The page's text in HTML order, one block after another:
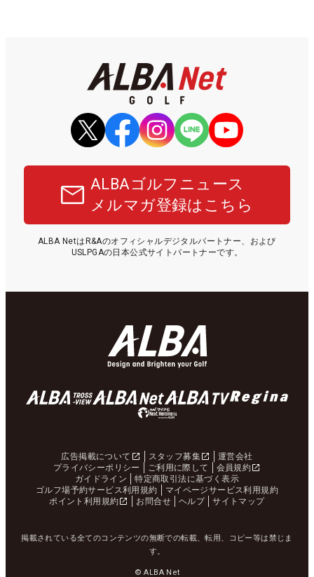
ALBAゴルフニュース
メルマガ登録はこちら
ALBA NetはR&Aのオフィシャルデジタルパートナー、および
USLPGAの日本公式サイトパートナーです。
広告掲載について スタッフ募集
運営会社
プライバシーポリシー
ご利用に際して
会員規約
ガイドライン
特定商取引法に基づく表示
ゴルフ場予約サービス利用規約
マイページサービス利用規約
ポイント利用規約
お問合せ ヘルプ サイトマップ
掲載されている全てのコンテンツの無断での転載、転用、コピー等は禁じま
す。
© ALBA Net